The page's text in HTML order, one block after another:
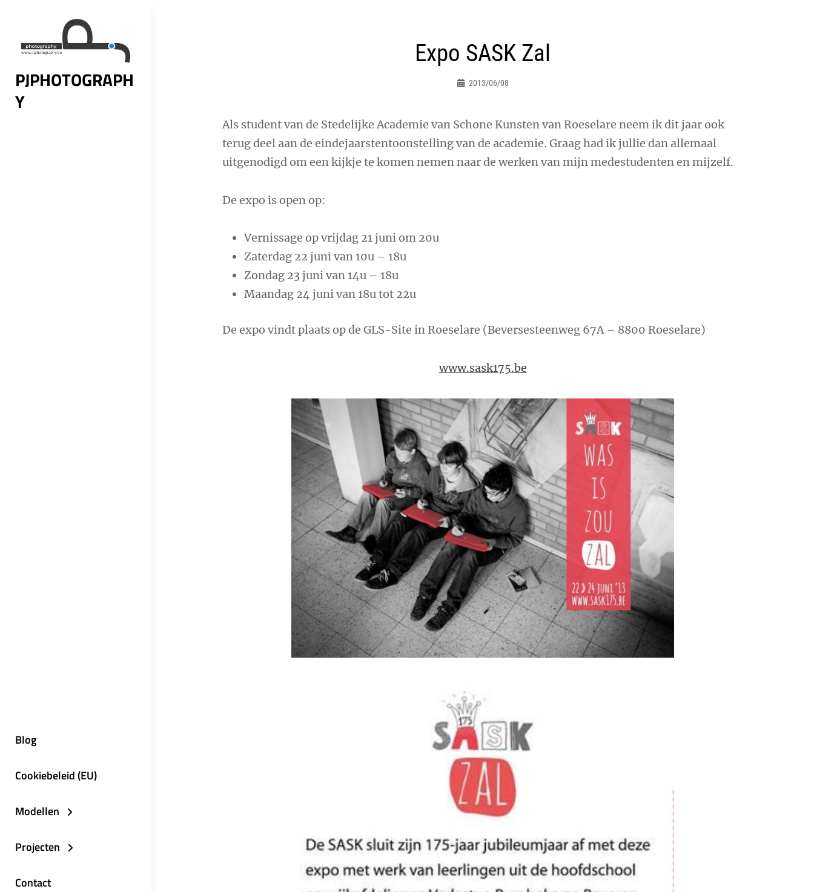
content
PJPHOTOGRAPH
Y
Blog
Cookiebeleid (EU)
Modellen
Projecten
Contact
Expo SASK Zal
2013/06/08
Als student van de Stedelijke Academie van Schone Kunsten van Roeselare neem ik dit jaar ook
terug deel aan de eindejaarstentoonstelling van de academie. Graag had ik jullie dan allemaal
uitgenodigd om een kijkje te komen nemen naar de werken van mijn medestudenten en mijzelf.
De expo is open op:
Vernissage op vrijdag 21 juni om 20u
Zaterdag 22 juni van 10u – 18u
Zondag 23 juni van 14u – 18u
Maandag 24 juni van 18u tot 22u
De expo vindt plaats op de GLS-Site in Roeselare (Beversesteenweg 67A – 8800 Roeselare)
www.sask175.be